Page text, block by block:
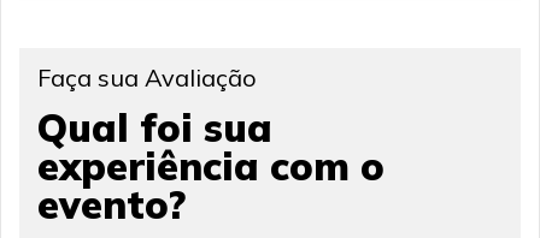
Faça sua Avaliação
Qual foi sua
experiência com o
evento?